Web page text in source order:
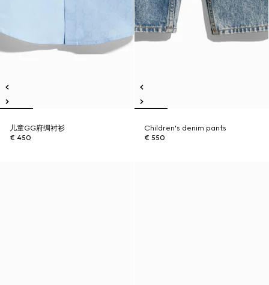
儿童GG府绸衬衫
€ 450
Children's denim pants
€ 550